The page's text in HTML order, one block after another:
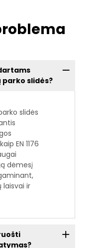
slidės?
slidės
EN 1176
dėmesį
laisvai ir